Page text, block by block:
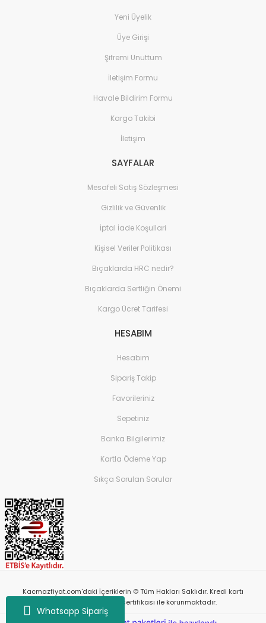
Whatsapp Sipariş
Yeni Üyelik
Üye Girişi
Şifremi Unuttum
İletişim Formu
Havale Bildirim Formu
Kargo Takibi
İletişim
SAYFALAR
Mesafeli Satış Sözleşmesi
Gizlilik ve Güvenlik
İptal İade Koşullari
Kişisel Veriler Politikası
Bıçaklarda HRC nedir?
Bıçaklarda Sertliğin Önemi
Kargo Ücret Tarifesi
HESABIM
Hesabım
Sipariş Takip
Favorileriniz
Sepetiniz
Banka Bilgilerimiz
Kartla Ödeme Yap
Sıkça Sorulan Sorular
Kacmazfiyat.com'daki İçeriklerin © Tüm Hakları Saklıdır. Kredi kartı
bilgileriniz 256bit SSL sertifikası ile korunmaktadır.